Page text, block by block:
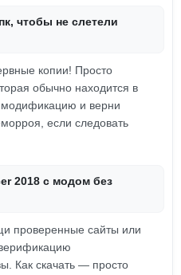
чтобы не слетели
копии! Просто
обычно находится в
модификацию и верни
если следовать
2018 с модом без
проверенные сайты или
Как скачать — просто